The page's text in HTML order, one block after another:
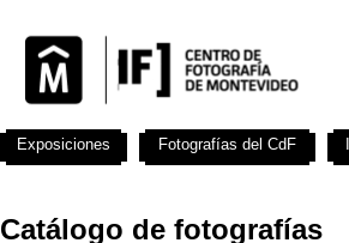
Catálogo de fotografías
Exposiciones Fotografías del CdF